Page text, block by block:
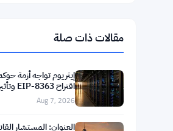
BNB
BNB
$602.56
Solana
SOL
$76.1632
XRP
XRP